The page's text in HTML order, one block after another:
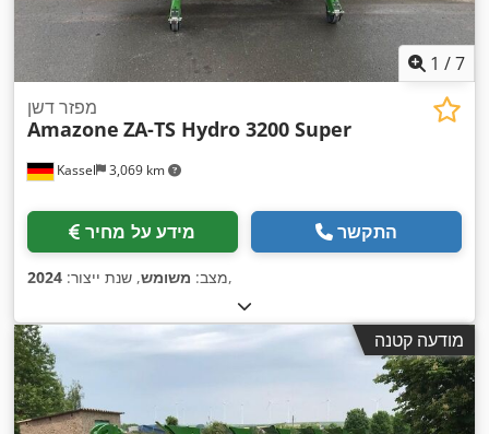
1 /7
Kassel 3,069 km
מפזר דשן
Amazone ZA-TS Hydro 3200 Super
מידע על מחיר התקשר
מצב: משומש, שנת ייצור: 2024 ,
מודעה קטנה